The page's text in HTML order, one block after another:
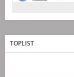
TOPLIST